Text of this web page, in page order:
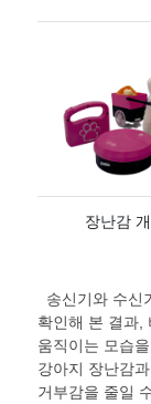
장난감
송신기와 수신
확인해 본 결과
움직이는 모습
강아지 장난감
거부감을 줄일